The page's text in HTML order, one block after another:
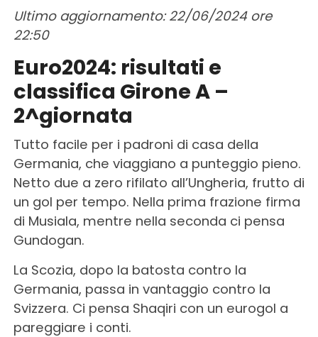
Ultimo aggiornamento: 22/06/2024 ore
22:50
Euro2024: risultati e
classifica Girone A –
2^giornata
Tutto facile per i padroni di casa della
Germania, che viaggiano a punteggio pieno.
Netto due a zero rifilato all’Ungheria, frutto di
un gol per tempo. Nella prima frazione firma
di Musiala, mentre nella seconda ci pensa
Gundogan.
La Scozia, dopo la batosta contro la
Germania, passa in vantaggio contro la
Svizzera. Ci pensa Shaqiri con un eurogol a
pareggiare i conti.